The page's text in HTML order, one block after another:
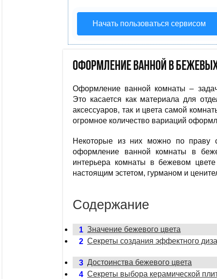
Начать пользоваться сервисом
Оформление ванной в
Оформление ванной комнаты –
Это касается как материала для
аксессуаров, так и цвета самой
огромное количество вариаций
Некоторые из них можно по праву
оформление ванной комнаты в
интерьера комнаты в бежевом
настоящим эстетом, гурманом и
Содержание
1 Значение бежевого цвета
2 Секреты создания эффектного
3 Достоинства бежевого цвета
4 Секреты выбора керамической